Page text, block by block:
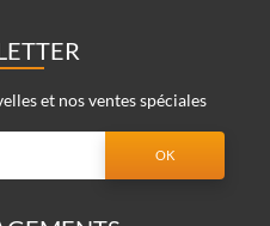
et nos ventes spéciales